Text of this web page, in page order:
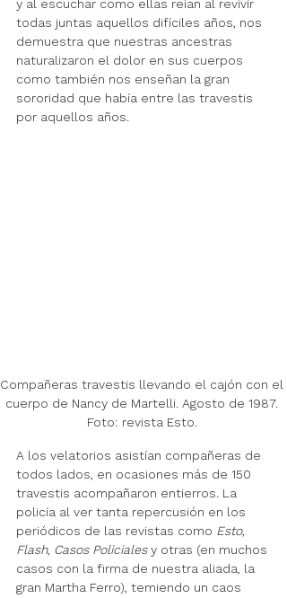
y al escuchar como ellas reían al revivir
todas juntas aquellos difíciles años, nos
demuestra que nuestras ancestras
naturalizaron el dolor en sus cuerpos
como también nos enseñan la gran
sororidad que había entre las travestis
por aquellos años.
Compañeras travestis llevando el cajón con el
cuerpo de Nancy de Martelli. Agosto de 1987.
Foto: revista Esto.
A los velatorios asistían compañeras de
todos lados, en ocasiones más de 150
travestis acompañaron entierros. La
policía al ver tanta repercusión en los
periódicos de las revistas como Esto,
Flash, Casos Policiales y otras (en muchos
casos con la firma de nuestra aliada, la
gran Martha Ferro), temiendo un caos